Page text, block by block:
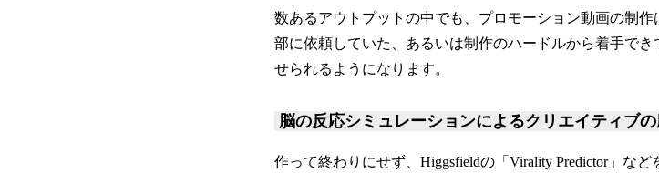
数あるアウトプットの中でも、プロモーション動画の制
部に依頼していた、あるいは制作のハードルから着手で
せられるようになります。
脳の反応シミュレーションによるクリエイティブ
作って終わりにせず、Higgsfieldの「Virality Predictor」な